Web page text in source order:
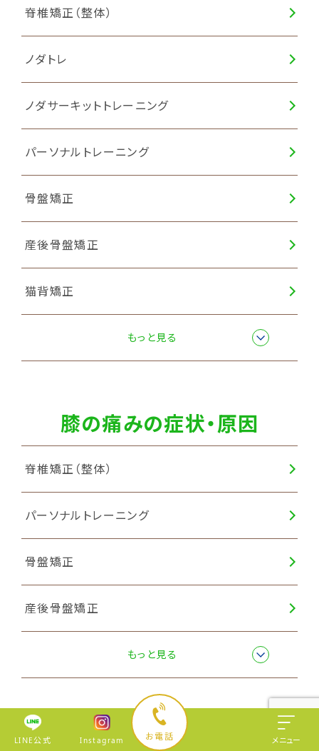
LINE公式 Instagram お電話 メニュー
脊椎矯正（整体）
ノダトレ
ノダサーキットトレーニング
パーソナルトレーニング
骨盤矯正
産後骨盤矯正
猫背矯正
もっと見る
膝の痛みの症状・原因
脊椎矯正（整体）
パーソナルトレーニング
骨盤矯正
産後骨盤矯正
もっと見る
スポーツ障害・外傷の症状・原